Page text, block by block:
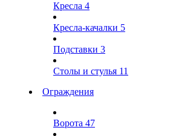
Кресла 4
Кресла-качалки 5
Подставки 3
Столы и стулья 11
Ограждения
Ворота 47